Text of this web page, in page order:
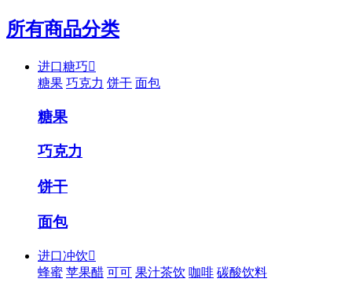
所有商品分类
进口糖巧
糖果 巧克力 饼干 面包
糖果
巧克力
饼干
面包
进口冲饮
蜂蜜 苹果醋 可可 果汁茶饮 咖啡 碳酸饮料